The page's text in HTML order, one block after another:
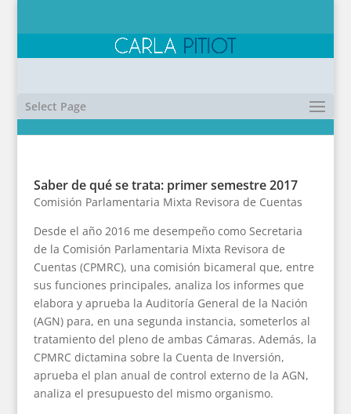
Select Page
Saber de qué se trata: primer semestre 2017
Comisión Parlamentaria Mixta Revisora de Cuentas
Desde el año 2016 me desempeño como Secretaria
de la Comisión Parlamentaria Mixta Revisora de
Cuentas (CPMRC), una comisión bicameral que, entre
sus funciones principales, analiza los informes que
elabora y aprueba la Auditoría General de la Nación
(AGN) para, en una segunda instancia, someterlos al
tratamiento del pleno de ambas Cámaras. Además, la
CPMRC dictamina sobre la Cuenta de Inversión,
aprueba el plan anual de control externo de la AGN,
analiza el presupuesto del mismo organismo.